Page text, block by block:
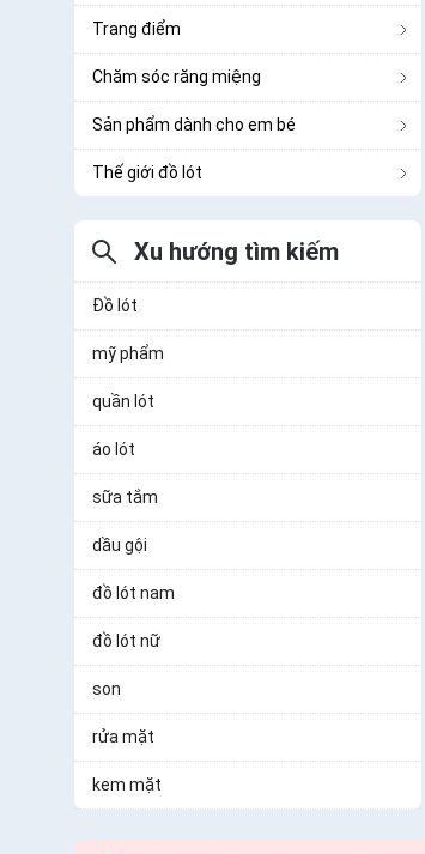
Trang điểm
Chăm sóc răng miệng
Sản phẩm dành cho em bé
Thế giới đồ lót
Xu hướng tìm kiếm
Đồ lót
mỹ phẩm
quần lót
áo lót
sữa tắm
dầu gội
đồ lót nam
đồ lót nữ
son
rửa mặt
kem mặt